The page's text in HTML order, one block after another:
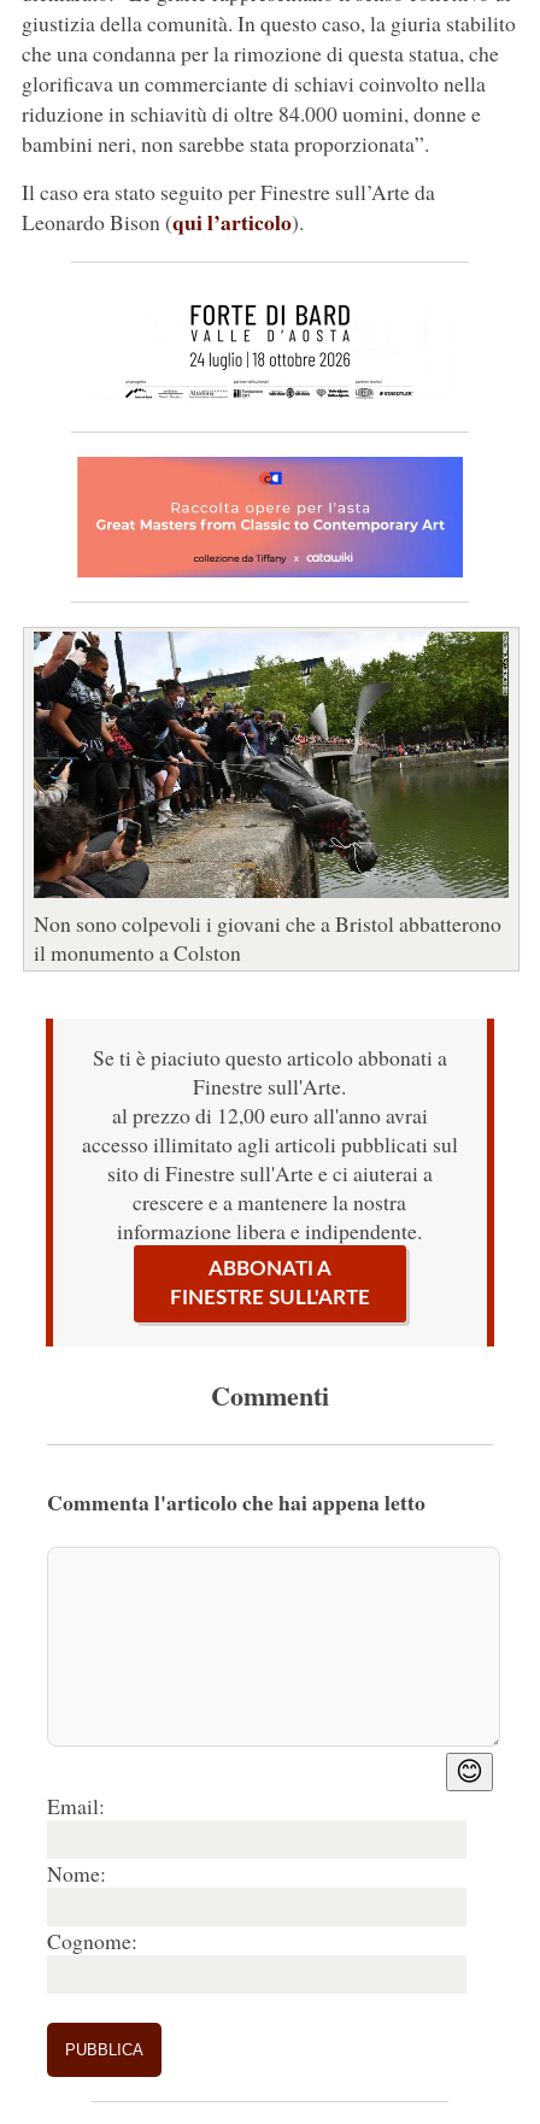
giustizia della comunità. In questo caso, la giuria stabilito
che una condanna per la rimozione di questa statua, che
glorificava un commerciante di schiavi coinvolto nella
riduzione in schiavitù di oltre 84.000 uomini, donne e
bambini neri, non sarebbe stata proporzionata”.
Il caso era stato seguito per Finestre sull’Arte da
Leonardo Bison (qui l’articolo).
Non sono colpevoli i giovani che a Bristol abbatterono
il monumento a Colston
Se ti è piaciuto questo articolo abbonati a
Finestre sull'Arte.
al prezzo di 12,00 euro all'anno avrai
accesso illimitato agli articoli pubblicati sul
sito di Finestre sull'Arte e ci aiuterai a
crescere e a mantenere la nostra
informazione libera e indipendente.
ABBONATI A
FINESTRE SULL'ARTE
Commenti
Commenta l'articolo che hai appena letto
😊
Email:
Nome:
Cognome: